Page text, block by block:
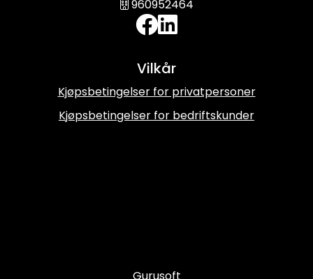
960952464
Vilkår
Kjøpsbetingelser for privatpersoner
Kjøpsbetingelser for bedriftskunder